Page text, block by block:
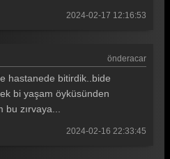
2024-02-17 12:16:53
önderacar
hastanede bitirdik..bide
bi yaşam öyküsünden
bu zırvaya...
2024-02-16 22:33:45